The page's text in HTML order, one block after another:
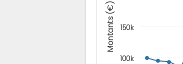
Montants (€)
100k
150k